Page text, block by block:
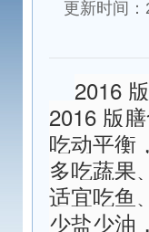
更新时间
2016
2016 版
吃动平衡
多吃蔬果
适宜吃鱼
少盐少油